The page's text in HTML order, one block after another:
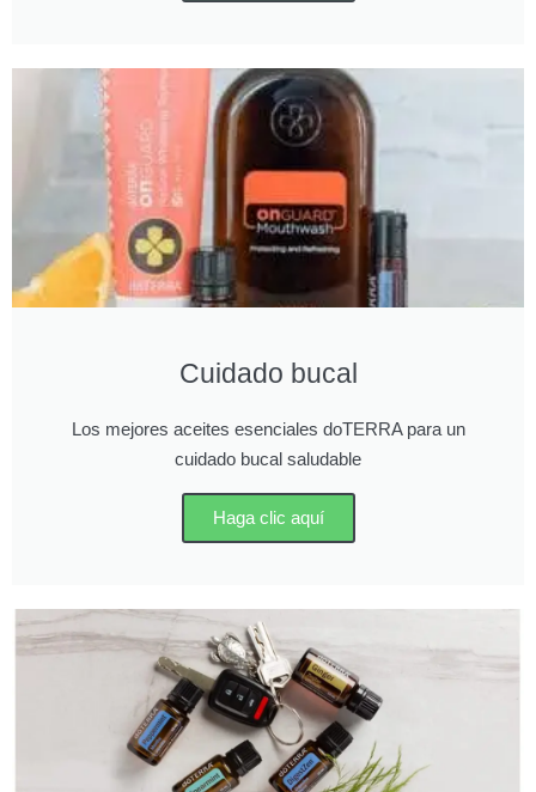
Cuidado bucal
Los mejores aceites esenciales doTERRA para un
cuidado bucal saludable
Haga clic aquí